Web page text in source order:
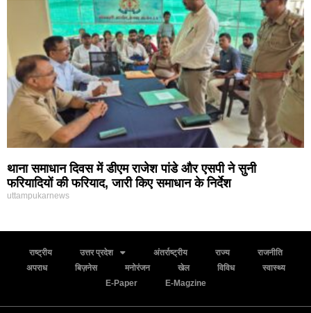
थाना समाधान दिवस में डीएम राजेश पांडे और एसपी ने सुनी
फरियादियों की फरियाद, जारी किए समाधान के निर्देश
uttampukarnews
राष्ट्रीय उत्तर प्रदेश अंतर्राष्ट्रीय राज्य
राजनीति
अपराध
बिज़नेस मनोरंजन खेल विविध
स्वास्थ्य
E-Paper
E-Magzine